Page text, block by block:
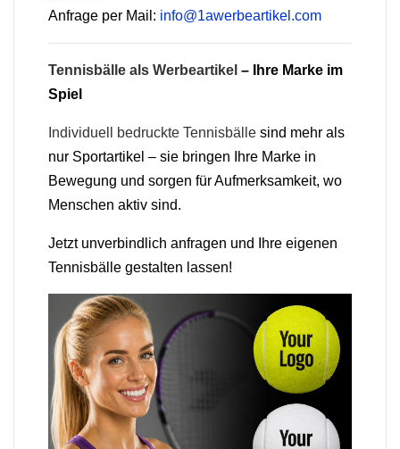
Anfrage per Mail: info@1awerbeartikel.com
Tennisbälle als Werbeartikel – Ihre Marke im
Spiel
Individuell bedruckte Tennisbälle sind mehr als
nur Sportartikel – sie bringen Ihre Marke in
Bewegung und sorgen für Aufmerksamkeit, wo
Menschen aktiv sind.
Jetzt unverbindlich anfragen und Ihre eigenen
Tennisbälle gestalten lassen!